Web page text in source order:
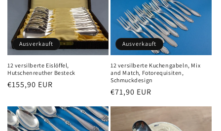
Ausverkauft
12 versilberte Eislöffel,
Hutschenreuther Besteck
Normaler
€155,90 EUR
Ausverkauft
12 versilberte Kuchengabeln, Mix
and Match, Fotorequisiten,
Schmuckdesign
Normaler
€71,90 EUR